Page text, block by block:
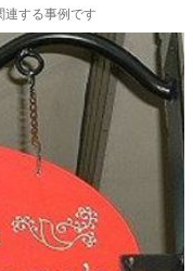
連する事例です